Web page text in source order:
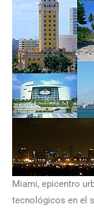
Miami, epicentro
tecnológicos en el